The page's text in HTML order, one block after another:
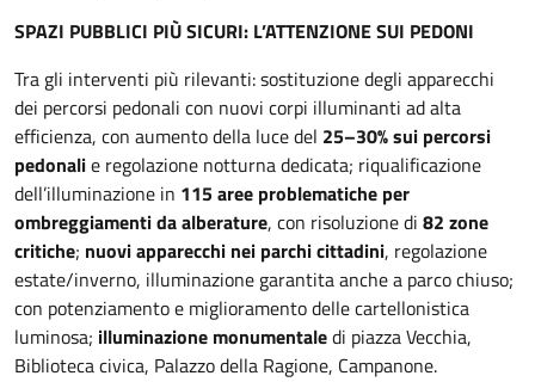
SPAZI PUBBLICI PIÙ SICURI: L’ATTENZIONE SUI PEDONI
Tra gli interventi più rilevanti: sostituzione degli apparecchi
dei percorsi pedonali con nuovi corpi illuminanti ad alta
efficienza, con aumento della luce del 25–30% sui percorsi
pedonalie regolazione notturna dedicata; riqualificazione
dell’illuminazione in 115 aree problematiche per
ombreggiamenti da alberature, con risoluzione di 82 zone
critiche; nuovi apparecchi nei parchi cittadini, regolazione
estate/inverno, illuminazione garantita anche a parco chiuso;
con potenziamento e miglioramento delle cartellonistica
luminosa; illuminazione monumentaledi piazza Vecchia,
Biblioteca civica, Palazzo della Ragione, Campanone.